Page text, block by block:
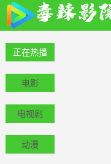
正在热播
电影
电视剧
动漫